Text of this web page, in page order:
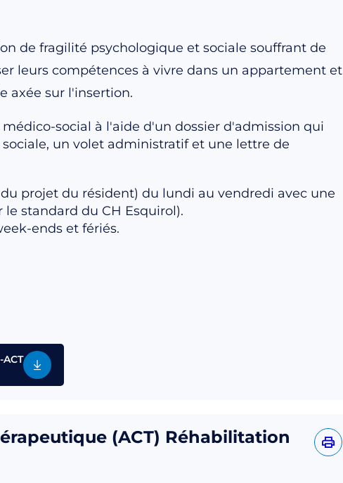
de fragilité psychologique et sociale souffrant de
leurs compétences à vivre dans un appartement et
axée sur l'insertion.
social à l'aide d'un dossier d'admission qui
un volet administratif et une lettre de
projet du résident) du lundi au vendredi avec une
standard du CH Esquirol).
ends et fériés.
(ACT) Réhabilitation